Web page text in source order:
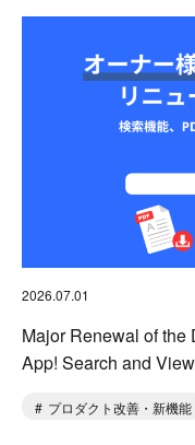
2026.07.01
Major Renewal of the
App! Search and
プロダクト改善・新機能